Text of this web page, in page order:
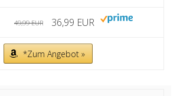
49,99 EUR 36,99 EUR
*Zum Angebot »